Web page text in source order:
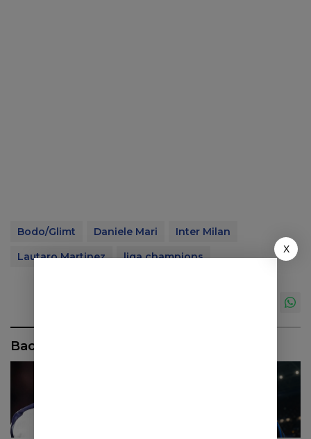
Bodo/Glimt Daniele Mari
Inter Milan
Lautaro Martinez
liga champions
Baca Juga
X